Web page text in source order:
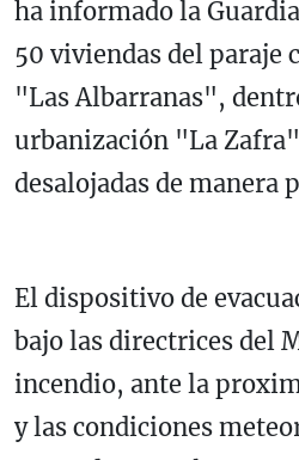
ha informado la
50 viviendas del paraje
"Las Albarranas",
urbanización "La
desalojadas de manera
El dispositivo de
bajo las directrices del
incendio, ante la
y las condiciones